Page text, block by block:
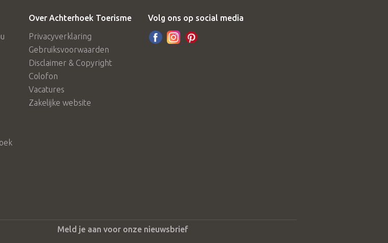
Over Achterhoek Toerisme
Privacyverklaring
Gebruiksvoorwaarden
Disclaimer & Copyright
Colofon
Vacatures
Zakelijke website
Volg ons op social media
Meld je aan voor onze nieuwsbrief